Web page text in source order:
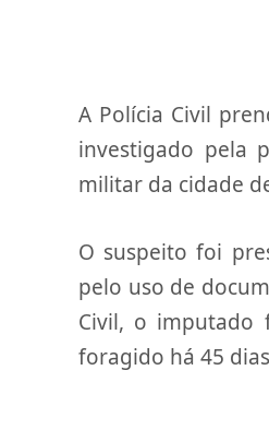
A Polícia Civil
investigado pela
militar da cidade
O suspeito foi
pelo uso de
Civil, o imputado
foragido há 45